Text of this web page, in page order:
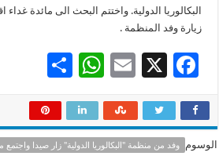
البكالوريا الدولية. واختتم البحث الى مائدة غداء
زيارة وفد المنظمة .
F
e
b
X
E
ai
l
W
at
sA
ar
e
الوسوم وفد من منظمة "البكالوريا الدولية" زار صيدا